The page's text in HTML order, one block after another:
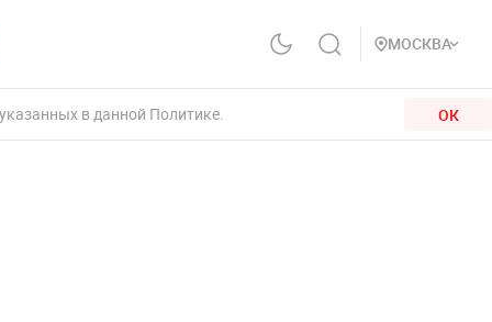
МОСКВА
в данной Политике. ОК